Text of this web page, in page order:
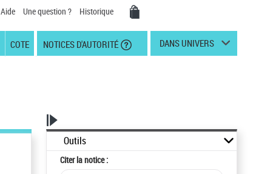
Aide Une question ? Historique
COTE NOTICES D'AUTORITÉ DANS UNIVERS
Outils
Citerla notice :